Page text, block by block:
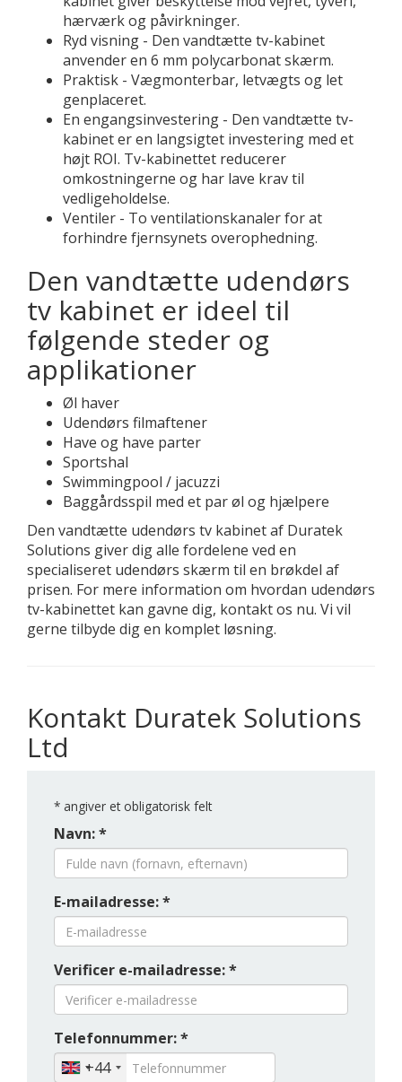
hærværk og påvirkninger.
Ryd visning - Den vandtætte tv-kabinet
anvender en 6 mm polycarbonat skærm.
Praktisk - Vægmonterbar, letvægts og let
genplaceret.
En engangsinvestering - Den vandtætte tv-
kabinet er en langsigtet investering med et
højt ROI. Tv-kabinettet reducerer
omkostningerne og har lave krav til
vedligeholdelse.
Ventiler - To ventilationskanaler for at
forhindre fjernsynets overophedning.
Den vandtætte udendørs
tv kabinet er ideel til
følgende steder og
applikationer
Øl haver
Udendørs filmaftener
Have og have parter
Sportshal
Swimmingpool / jacuzzi
Baggårdsspil med et par øl og hjælpere
Den vandtætte udendørs tv kabinet af Duratek
Solutions giver dig alle fordelene ved en
specialiseret udendørs skærm til en brøkdel af
prisen. For mere information om hvordan udendørs
tv-kabinettet kan gavne dig, kontakt os nu. Vi vil
gerne tilbyde dig en komplet løsning.
Kontakt Duratek Solutions
Ltd
* angiver et obligatorisk felt
Navn: *
E-mailadresse: *
Verificer e-mailadresse: *
Telefonnummer: *
+44